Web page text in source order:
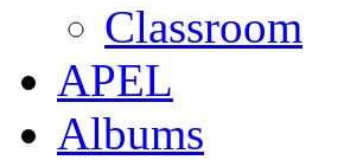
Classroom
APEL
Albums